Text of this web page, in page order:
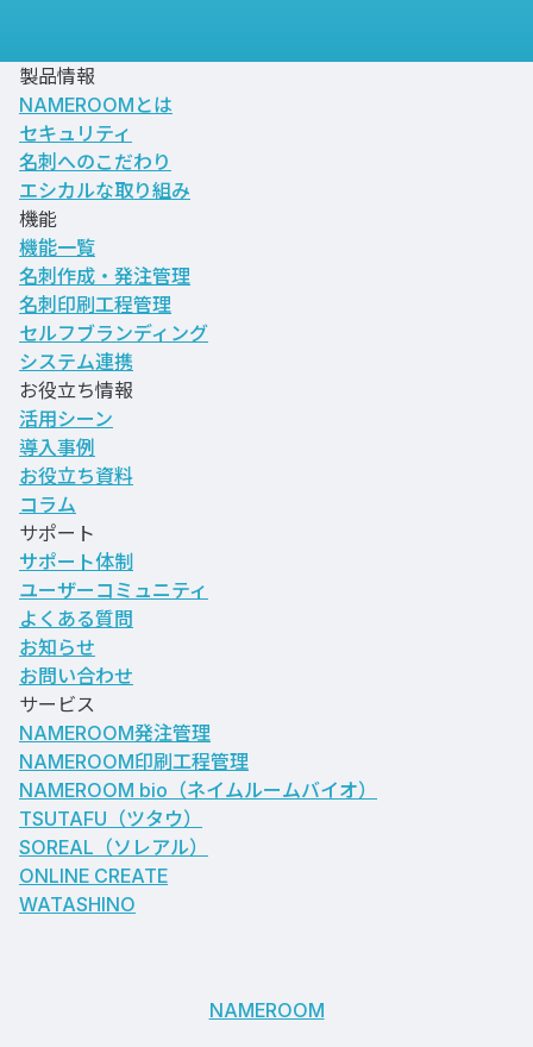
製品情報
NAMEROOMとは
セキュリティ
名刺へのこだわり
エシカルな取り組み
機能
機能一覧
名刺作成・発注管理
名刺印刷工程管理
セルフブランディング
システム連携
お役立ち情報
活用シーン
導入事例
お役立ち資料
コラム
サポート
サポート体制
ユーザーコミュニティ
よくある質問
お知らせ
お問い合わせ
サービス
NAMEROOM発注管理
NAMEROOM印刷工程管理
NAMEROOM bio （ネイムルームバイオ）
TSUTAFU（ツタウ）
SOREAL（ソレアル）
ONLINE CREATE
WATASHINO
NAMEROOM